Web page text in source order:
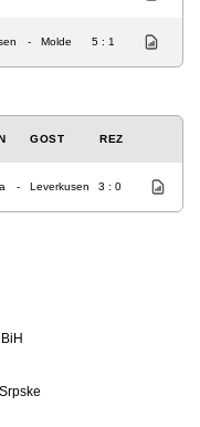
- Molde 5 : 1
GOST REZ
- Leverkusen 3 : 0